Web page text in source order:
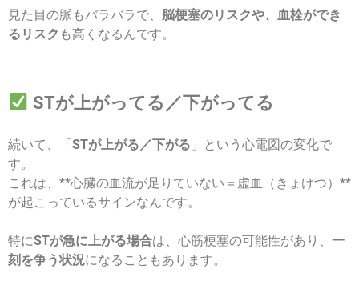
見た目の脈もバラバラで、 脳梗塞のリスクや、血栓ができ
るリスク も高くなるんです。
STが上がってる／下がってる
続いて、「STが上がる／下がる 」という心電図の変化で
す。
これは、**心臓の血流が足りていない＝虚血（きょけつ）**
が起こっているサインなんです。
特にSTが急に上がる場合は、心筋梗塞の可能性があり、 一
刻を争う状況になることもあります。